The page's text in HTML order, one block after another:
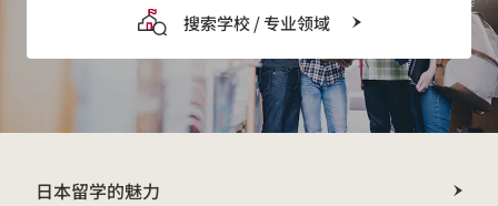
搜索学校 / 专业领域
日本留学的魅力